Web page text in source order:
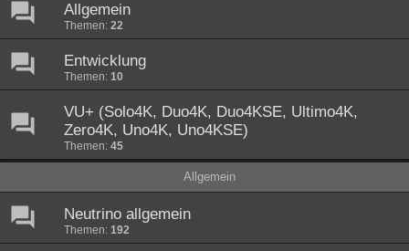
Allgemein
Themen: 22
Entwicklung
Themen: 10
VU+ (Solo4K, Duo4K, Duo4KSE, Ultimo4K,
Zero4K, Uno4K, Uno4KSE)
Themen: 45
Allgemein
Neutrino allgemein
Themen: 192